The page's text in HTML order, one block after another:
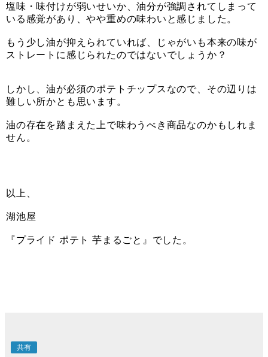
塩味・味付けが弱いせいか、油分が強調されてしまって
いる感覚があり、やや重めの味わいと感じました。
もう少し油が抑えられていれば、じゃがいも本来の味が
ストレートに感じられたのではないでしょうか？
しかし、油が必須のポテトチップスなので、その辺りは
難しい所かとも思います。
油の存在を踏まえた上で味わうべき商品なのかもしれま
せん。
以上、
湖池屋
『プライド ポテト 芋まるごと』でした。
共有